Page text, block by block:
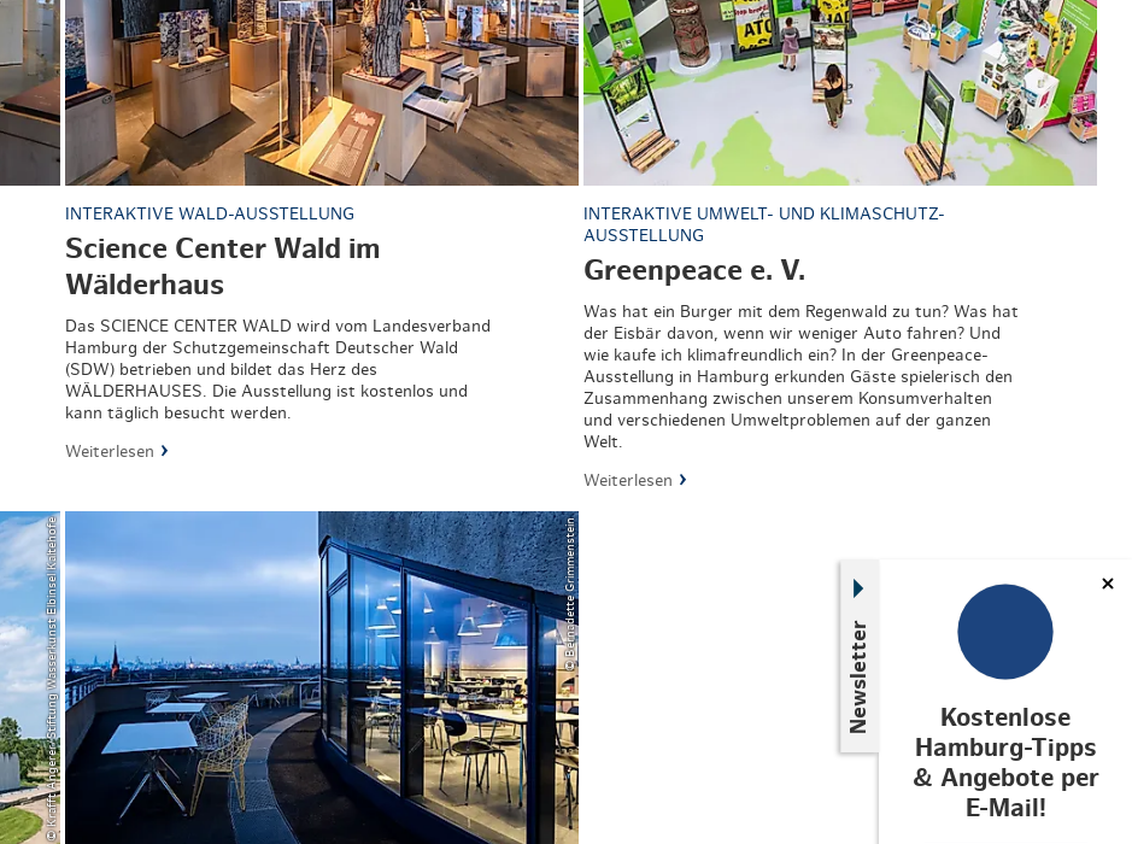
Newsletter
Kostenlose
Hamburg-Tipps
& Angebote per
E-Mail!
INTERAKTIVE WALD-AUSSTELLUNG
Science Center Wald im
Wälderhaus
Das SCIENCE CENTER WALD wird vom Landesverband
Hamburg der Schutzgemeinschaft Deutscher Wald
(SDW) betrieben und bildet das Herz des
WÄLDERHAUSES. Die Ausstellung ist kostenlos und
kann täglich besucht werden.
Weiterlesen
INTERAKTIVE UMWELT- UND KLIMASCHUTZ-
AUSSTELLUNG
Greenpeace e. V.
Was hat ein Burger mit dem Regenwald zu tun? Was hat
der Eisbär davon, wenn wir weniger Auto fahren? Und
wie kaufe ich klimafreundlich ein? In der Greenpeace-
Ausstellung in Hamburg erkunden Gäste spielerisch den
Zusammenhang zwischen unserem Konsumverhalten
und verschiedenen Umweltproblemen auf der ganzen
Welt.
Weiterlesen
© Krafft Angerer/Stiftung Wasserkunst Elbinsel Kaltehofe © Bernadette Grimmenstein